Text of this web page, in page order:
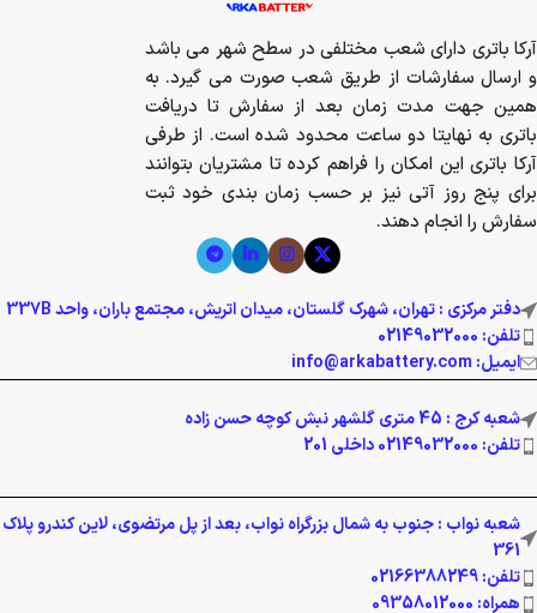
آرکا باتری دارای شعب مختلفی در سطح شهر می باشد
و ارسال سفارشات از طریق شعب صورت می گیرد. به
همین جهت مدت زمان بعد از سفارش تا دریافت
باتری به نهایتا دو ساعت محدود شده است. از طرفی
آرکا باتری این امکان را فراهم کرده تا مشتریان بتوانند
برای پنج روز آتی نیز بر حسب زمان بندی خود ثبت
سفارش را انجام دهند.
دفتر مرکزی : تهران، شهرک گلستان، میدان اتریش، مجتمع باران، واحد 337B
تلفن: 02149032000
ایمیل: info@arkabattery.com
شعبه کرج : 45 متری گلشهر نبش کوچه حسن زاده
تلفن: 02149032000 داخلی 201
شعبه نواب : جنوب به شمال بزرگراه نواب، بعد از پل مرتضوی، لاین کندرو پلاک
361
تلفن: 02166388249
همراه: 09358012000